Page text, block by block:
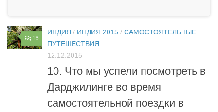
16
ИНДИЯ / ИНДИЯ 2015 / САМОСТОЯТЕЛЬНЫЕ
ПУТЕШЕСТВИЯ
12.12.2015
10. Что мы успели посмотреть в
Дарджилинге во время
самостоятельной поездки в